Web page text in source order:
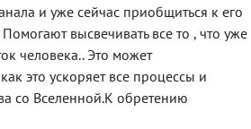
и уже сейчас приобщиться к его
высвечивать все то , что уже
человека.. Это может
это ускоряет все процессы и
со Вселенной.К обретению